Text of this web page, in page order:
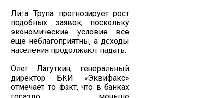
Лига Трупа прогнозирует рост
подобных заявок, поскольку
экономические условие все
еще неблагоприятны, а доходы
населения продолжают падать.
Олег Лагуткин, генеральный
директор БКИ «Эквифакс»
отмечает то факт, что в банках